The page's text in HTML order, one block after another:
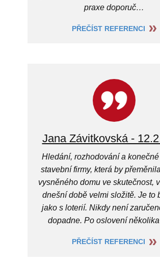
praxe doporuč…
PŘEČÍST REFERENCI
Jana Závitkovská -
Hledání, rozhodování a
stavební firmy, která by
vysněného domu ve skutečnost,
dnešní době velmi složitě. Je to
jako s loterií. Nikdy není
dopadne. Po oslovení
PŘEČÍST REFERENCI